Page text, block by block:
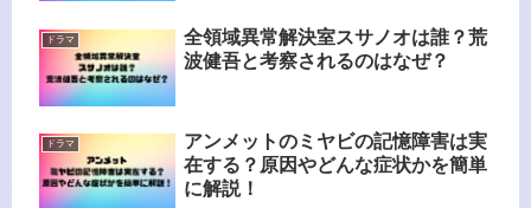
ドラマ
全領域異常解決室スサノオは誰？荒
波健吾と考察されるのはなぜ？
ドラマ
アンメットのミヤビの記憶障害は実
在する？原因やどんな症状かを簡単
に解説！